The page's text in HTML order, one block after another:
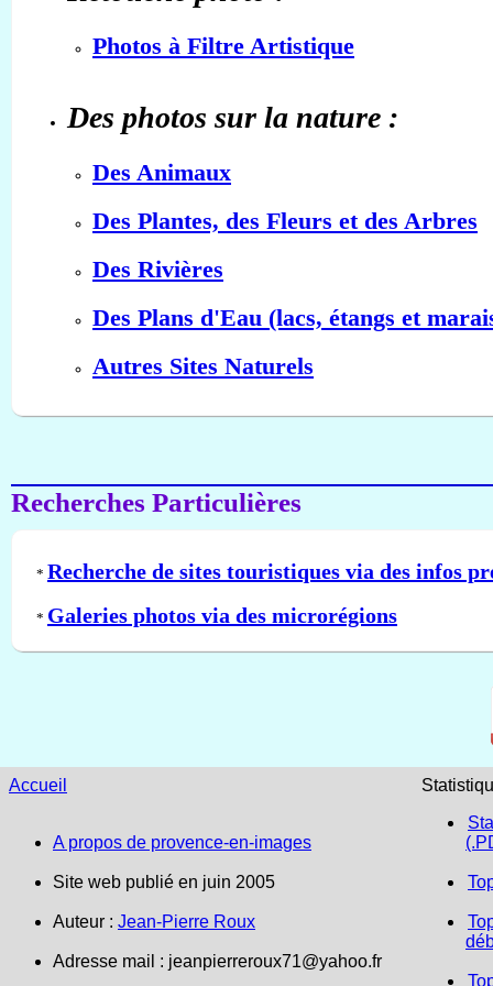
Photos à Filtre Artistique
Des photos sur la nature :
Des Animaux
Des Plantes, des Fleurs et des Arbres
Des Rivières
Des Plans d'Eau (lacs, étangs et
Autres Sites Naturels
Recherches Particulières
* Recherche de sites touristiques via des infos
* Galeries photos via des microrégions
Accueil
A propos de provence-en-images
Site web publié en juin 2005
Auteur : Jean-Pierre Roux
Adresse mail : jeanpierreroux71@yahoo.fr